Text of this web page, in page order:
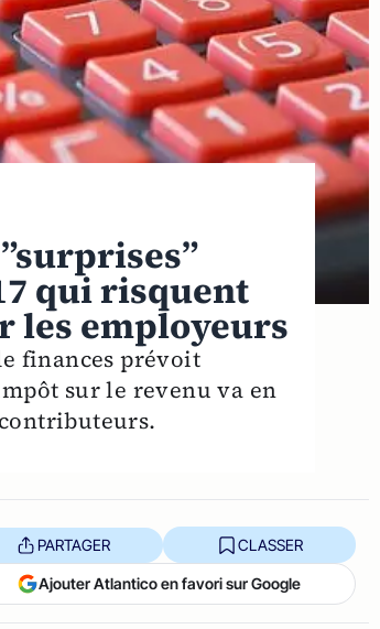
qui risquent
les employeurs
finances prévoit
sur le revenu va en
PARTAGER CLASSER
Ajouter Atlantico en favori sur Google